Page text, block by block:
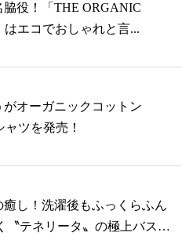
脇役！「THE ORGANIC
はエコでおしゃれと言...
オーガニックコットン
ャツを発売！
癒し！洗濯後もふっくらふん
〝テネリータ〟の極上バスタ